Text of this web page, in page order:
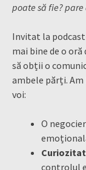
poate să fie?
Invitat la
mai bine de o
să obții o
ambele părți.
voi:
O
controlul